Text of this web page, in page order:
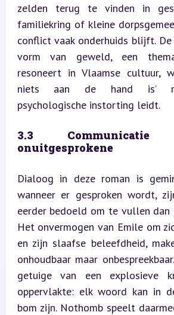
zelden terug te vinden in
familiekring of kleine
conflict vaak onderhuids blijft.
vorm van geweld, een
resoneert in Vlaamse cultuur,
niets aan de hand is’
psychologische instorting leidt.
3.3
onuitgesprokene
Dialoog in deze roman is
wanneer er gesproken wordt,
eerder bedoeld om te vullen dan
Het onvermogen van Emile om
en zijn slaafse beleefdheid,
onhoudbaar maar
getuige van een explosieve
oppervlakte: elk woord kan in
bom zijn. Nothomb speelt